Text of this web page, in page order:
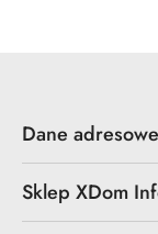
Dane adresowe
Sklep XDom